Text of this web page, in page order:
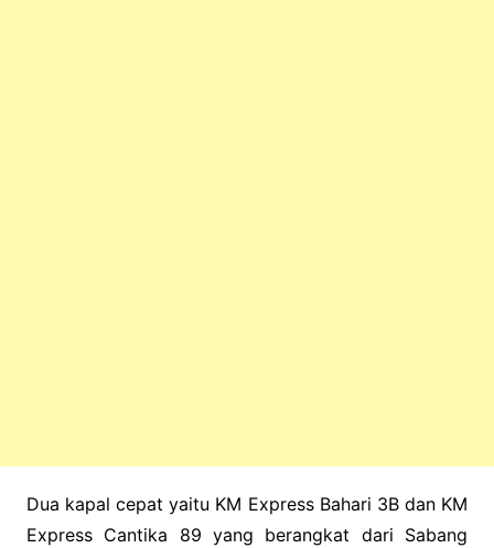
Dua kapal cepat yaitu KM Express Bahari 3B dan KM
Express Cantika 89 yang berangkat dari Sabang